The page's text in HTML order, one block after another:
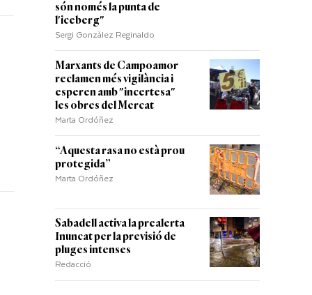
són només la punta de
l'iceberg"
Sergi Gonzàlez Reginaldo
Marxants de Campoamor
reclamen més vigilància i
esperen amb "incertesa"
les obres del Mercat
Marta Ordóñez
“Aquesta rasa no està prou
protegida”
Marta Ordóñez
Sabadell activa la prealerta
Inuncat per la previsió de
pluges intenses
Redacció